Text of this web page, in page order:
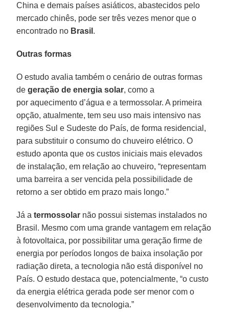
China e demais países asiáticos, abastecidos pelo
mercado chinês, pode ser três vezes menor que o
encontrado no Brasil .
Outras formas
O estudo avalia também o cenário de outras formas
degeração de energia solar, como a
por aquecimento d’água e a termossolar. A primeira
opção, atualmente, tem seu uso mais intensivo nas
regiões Sul e Sudeste do País, de forma residencial,
para substituir o consumo do chuveiro elétrico. O
estudo aponta que os custos iniciais mais elevados
de instalação, em relação ao chuveiro, “representam
uma barreira a ser vencida pela possibilidade de
retorno a ser obtido em prazo mais longo.”
Já atermossolar não possui sistemas instalados no
Brasil. Mesmo com uma grande vantagem em relação
à fotovoltaica, por possibilitar uma geração firme de
energia por períodos longos de baixa insolação por
radiação direta, a tecnologia não está disponível no
País. O estudo destaca que, potencialmente, “o custo
da energia elétrica gerada pode ser menor com o
desenvolvimento da tecnologia.”